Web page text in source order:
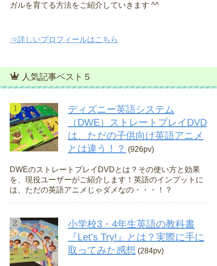
ガルを育てる方法をご紹介していきます ^^
⇒詳しいプロフィールはこちら
人気記事ベスト５
ディズニー英語システム
（DWE）ストレートプレイDVD
は、ただの子供向け英語アニメ
とは違う！？ (926pv)
DWEのストレートプレイDVDとは？その使い方と効果
を、現役ユーザーがご紹介します！英語のインプットに
は、ただの英語アニメじゃダメなの・・・！？
小学校3・4年生英語の教科書
『Let's Try!』とは？実際に手に
取ってみた感想 (284pv)